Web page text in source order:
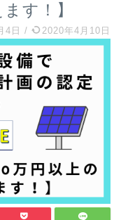
す！】
4日 / 2020年4月10日